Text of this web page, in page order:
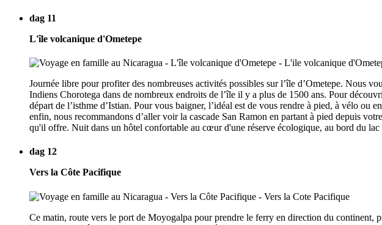
dag 11
L'île volcanique d'Ometepe
Journée libre pour profiter des nombreuses activités possibles sur l’île d’Ometepe. Nous
Indiens Chorotega dans de nombreux endroits de l’île il y a plus de 1500 ans. Pour
départ de l’isthme d’Istian. Pour vous baigner, l’idéal est de vous rendre à pied, à vélo ou
enfin, nous recommandons d’aller voir la cascade San Ramon en partant à pied depuis
qu'il offre. Nuit dans un hôtel confortable au cœur d'une réserve écologique, au bord du
dag 12
Vers la Côte Pacifique
Ce matin, route vers le port de Moyogalpa pour prendre le ferry en direction du continent,